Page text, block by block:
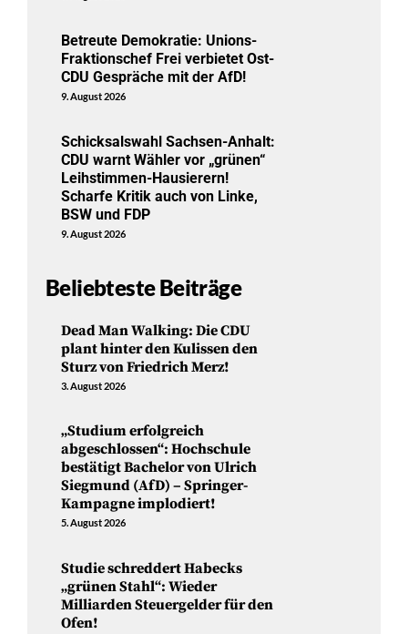
Betreute Demokratie: Unions-
Fraktionschef Frei verbietet Ost-
CDU Gespräche mit der AfD!
9. August 2026
Schicksalswahl Sachsen-Anhalt:
CDU warnt Wähler vor „grünen“
Leihstimmen-Hausierern!
Scharfe Kritik auch von Linke,
BSW und FDP
9. August 2026
Beliebteste Beiträge
Dead Man Walking: Die CDU
plant hinter den Kulissen den
Sturz von Friedrich Merz!
3. August 2026
„Studium erfolgreich
abgeschlossen“: Hochschule
bestätigt Bachelor von Ulrich
Siegmund (AfD) – Springer-
Kampagne implodiert!
5. August 2026
Studie schreddert Habecks
„grünen Stahl“: Wieder
Milliarden Steuergelder für den
Ofen!